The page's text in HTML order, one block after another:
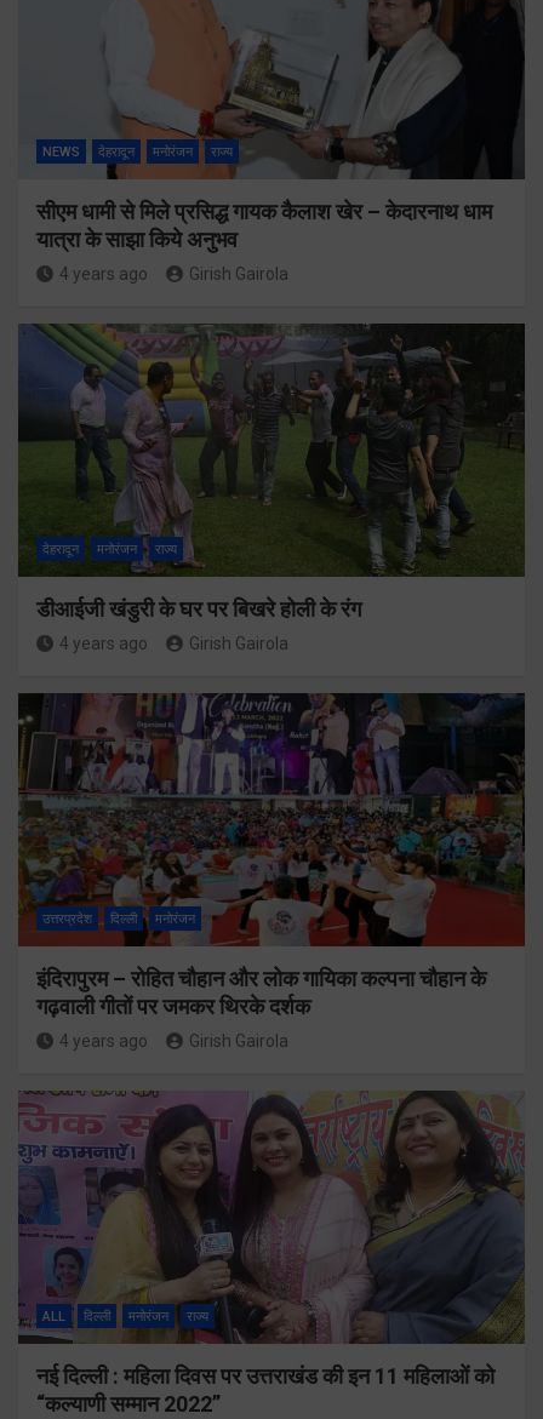
NEWS देहरादून मनोरंजन राज्य
सीएम धामी से मिले प्रसिद्ध गायक कैलाश खेर – केदारनाथ धाम
यात्रा के साझा किये अनुभव
4 years ago Girish Gairola
देहरादून मनोरंजन राज्य
डीआईजी खंडुरी के घर पर बिखरे होली के रंग
4 years ago Girish Gairola
उत्तरप्रदेश दिल्ली मनोरंजन
इंदिरापुरम – रोहित चौहान और लोक गायिका कल्पना चौहान के
गढ़वाली गीतों पर जमकर थिरके दर्शक
4 years ago Girish Gairola
ALL दिल्ली मनोरंजन राज्य
नई दिल्ली : महिला दिवस पर उत्तराखंड की इन 11 महिलाओं को
“कल्याणी सम्मान 2022”